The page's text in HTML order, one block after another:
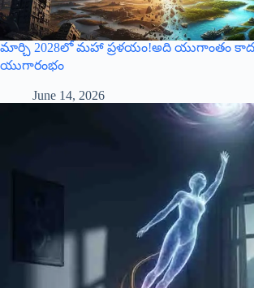
మార్చి 2028లో మహా ప్రళయం!అది యుగాంతం
యుగారంభం
June 14, 2026